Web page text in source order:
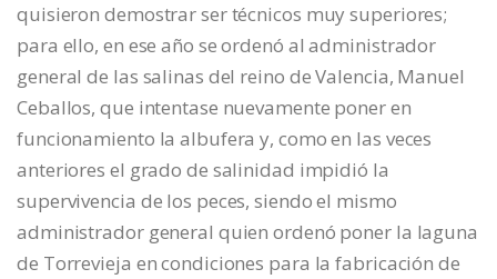
quisieron demostrar ser técnicos muy superiores;
para ello, en ese año se ordenó al administrador
general de las salinas del reino de Valencia, Manuel
Ceballos, que intentase nuevamente poner en
funcionamiento la albufera y, como en las veces
anteriores el grado de salinidad impidió la
supervivencia de los peces, siendo el mismo
administrador general quien ordenó poner la laguna
de Torrevieja en condiciones para la fabricación de